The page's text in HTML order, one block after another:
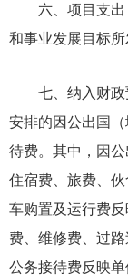
六、项目支
和事业发展目标所
七、纳入财
安排的因公出国
待费。其中，因
住宿费、旅费、
车购置及运行费
费、维修费、过
公务接待费反映